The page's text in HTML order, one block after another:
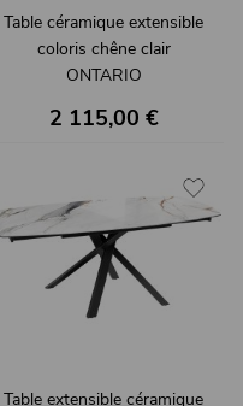
Table céramique extensible
coloris chêne clair
ONTARIO
2 115,00 €
Table extensible céramique